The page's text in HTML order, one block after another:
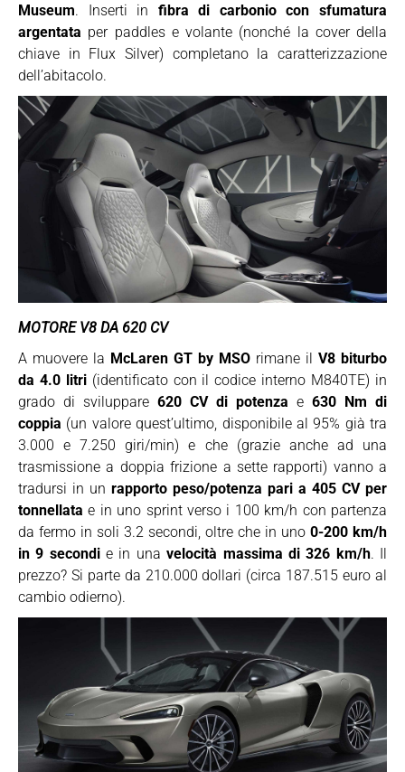
Museum. Inserti in fibra di carbonio con sfumatura
argentata per paddles e volante (nonché la cover della
chiave in Flux Silver) completano la caratterizzazione
dell’abitacolo.
MOTORE V8 DA 620 CV
A muovere la McLaren GT by MSO rimane il V8 biturbo
da 4.0 litri(identificato con il codice interno M840TE) in
grado di sviluppare 620 CV di potenza e 630 Nm di
coppia (un valore quest’ultimo, disponibile al 95% già tra
3.000 e 7.250 giri/min) e che (grazie anche ad una
trasmissione a doppia frizione a sette rapporti) vanno a
tradursi in un rapporto peso/potenza pari a 405 CV per
tonnellata e in uno sprint verso i 100 km/h con partenza
da fermo in soli 3.2 secondi, oltre che in uno 0-200 km/h
in 9 secondie in unavelocità massima di 326 km/h. Il
prezzo? Si parte da 210.000 dollari (circa 187.515 euro al
cambio odierno).